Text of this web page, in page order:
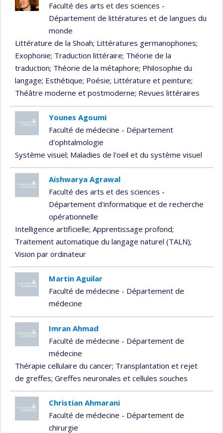
Faculté des arts et des sciences -
Département de littératures et de langues du
monde
Littérature de la Shoah; Littératures germanophones;
Exophonie; Traduction littéraire; Théorie de la
traduction; Théorie de la métaphore; Philosophie du
langage; Esthétique; Poésie; Littérature et peinture;
Théâtre moderne et postmoderne; Revues littéraires
Younes Agoumi
Faculté de médecine - Département
d'ophtalmologie
Système visuel; Maladies de l'oeil et du système visuel
Aishwarya Agrawal
Faculté des arts et des sciences -
Département d'informatique et de recherche
opérationnelle
Intelligence artificielle; Apprentissage profond;
Traitement automatique du langage naturel (TALN);
Vision par ordinateur
Martin Aguilar
Faculté de médecine - Département de
médecine
Imran Ahmad
Faculté de médecine - Département de
médecine
Thérapie cellulaire du cancer; Transplantation et rejet
de greffes; Greffes neuronales et cellules souches
Christian Ahmarani
Faculté de médecine - Département de
chirurgie